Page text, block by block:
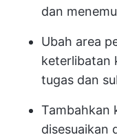
dan
Ubah area
keterlibatan
tugas dan
Tambahkan
disesuaikan